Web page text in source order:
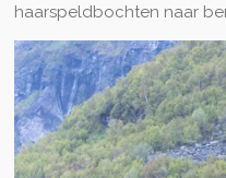
haarspeldbochten naar